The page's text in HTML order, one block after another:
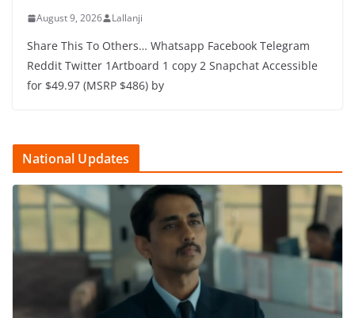
August 9, 2026 Lallanji
Share This To Others… Whatsapp Facebook Telegram
Reddit Twitter 1Artboard 1 copy 2 Snapchat Accessible
for $49.97 (MSRP $486) by
National Updates